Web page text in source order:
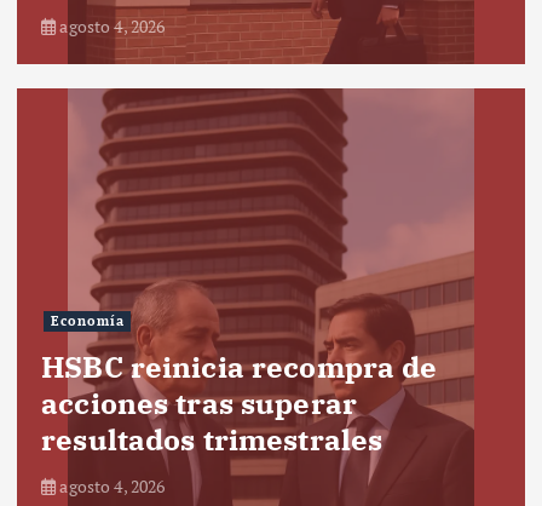
agosto 4, 2026
Economía
HSBC reinicia recompra de
acciones tras superar
resultados trimestrales
agosto 4, 2026